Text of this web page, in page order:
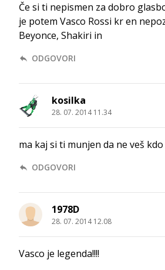
Če si ti nepismen za dobro
je potem Vasco Rossi kr en
Beyonce, Shakiri in
ODGOVORI
kosilka
28. 07. 2014 11.34
ma kaj si ti munjen da ne veš kdo
ODGOVORI
1978D
28. 07. 2014 12.08
Vasco je legenda!!!!